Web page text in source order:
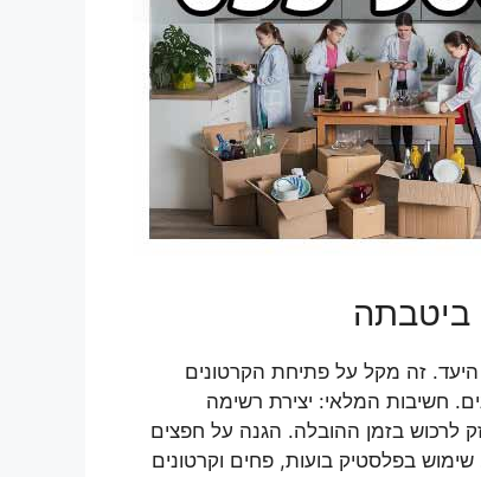
ביטבתה
זה מקל על פתיחת הקרטונים
חשיבות המלאי: יצירת רשימה
לרכוש בזמן ההובלה. הגנה על חפצים
בפלסטיק בועות, פחים וקרטונים